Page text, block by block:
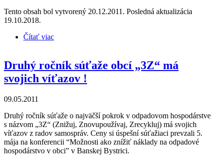
Tento obsah bol vytvorený 20.12.2011. Posledná aktualizácia
19.10.2018.
Čítať viac
Druhý ročník súťaže obcí „3Z“ má
svojich víťazov !
09.05.2011
Druhý ročník súťaže o najväčší pokrok v odpadovom hospodárstve
s názvom „3Z“ (Znižuj, Znovupoužívaj, Zrecykluj) má svojich
víťazov z radov samospráv. Ceny si úspešní súťažiaci prevzali 5.
mája na konferencii “Možnosti ako znížiť náklady na odpadové
hospodárstvo v obci” v Banskej Bystrici.